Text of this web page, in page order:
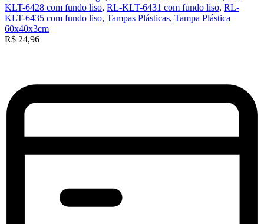
KLT-6428 com fundo liso, RL-KLT-6431 com fundo liso, RL-
KLT-6435 com fundo liso, Tampas Plásticas, Tampa Plástica
60x40x3cm
R$ 24,96